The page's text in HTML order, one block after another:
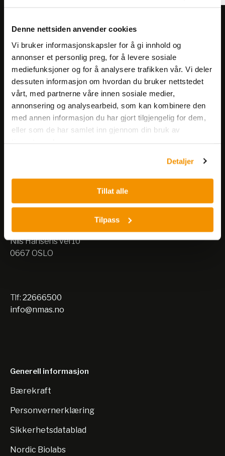
Denne nettsiden anvender cookies
Vi bruker informasjonskapsler for å gi innhold og
annonser et personlig preg, for å levere sosiale
mediefunksjoner og for å analysere trafikken vår. Vi deler
dessuten informasjon om hvordan du bruker nettstedet
vårt, med partnerne våre innen sosiale medier,
annonsering og analysearbeid, som kan kombinere den
med annen informasjon du har gjort tilgjengelig for dem,
eller som de har samlet inn gjennom din bruk av
Detaljer
Tillat alle
Tilpass
Meld deg på vårt nyhetsbrev!
Få informasjon om produkter,
arrangementer og kampanjer.
Meld på nyhetsbrev
Nils Hansens vei 8
Lager:
Nils Hansens vei 10
0667 OSLO
Tlf: 22666500
info@nmas.no
Generell informasjon
Bærekraft
Personvernerklæring
Sikkerhetsdatablad
Nordic Biolabs